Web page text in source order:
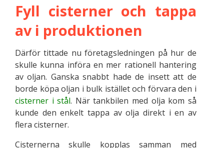
Fyll cisterner och tappa
av i produktionen
Därför tittade nu företagsledningen på hur de
skulle kunna införa en mer rationell hantering
av oljan. Ganska snabbt hade de insett att de
borde köpa oljan i bulk istället och förvara den i
cisterner i stål. När tankbilen med olja kom så
kunde den enkelt tappa av olja direkt i en av
flera cisterner.
Cisternerna skulle kopplas samman med